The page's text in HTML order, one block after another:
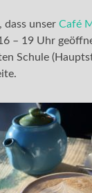
dass unserCafé
– 19 Uhr
Schule